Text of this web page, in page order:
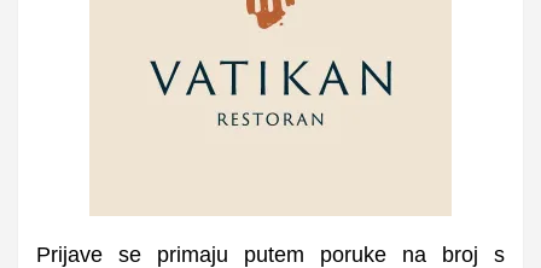
Prijave se primaju putem poruke na broj s